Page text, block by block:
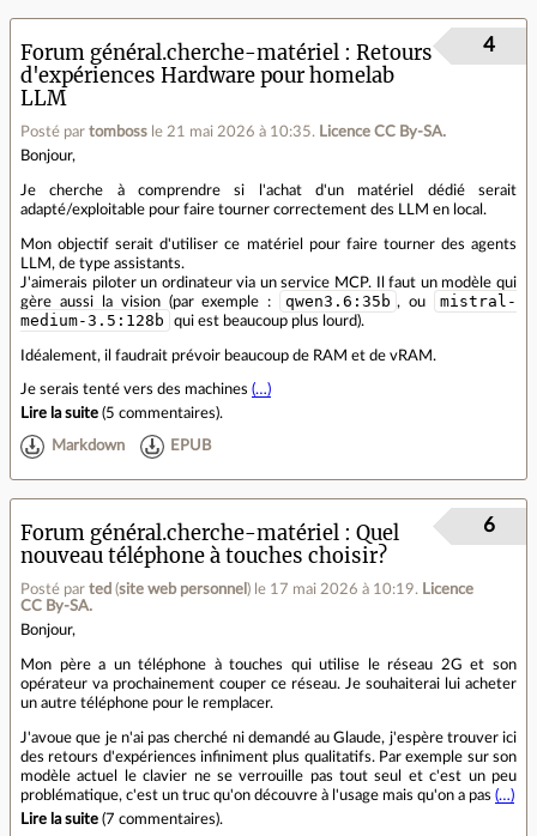
Forum général.cherche-matériel
Retours
d'expériences Hardware pour homelab
LLM
Posté par tomboss le 21 mai 2026 à 10:35. Licence CC By‑SA.
4
Bonjour,
Je cherche à comprendre si l'achat d'un matériel dédié serait
adapté/exploitable pour faire tourner correctement des LLM en local.
Mon objectif serait d'utiliser ce matériel pour faire tourner des agents
LLM, de type assistants.
J'aimerais piloter un ordinateur via un service MCP. Il faut un modèle qui
gère aussi la vision (par exemple :
qwen3.6:35b , ou
mistral-
medium-3.5:128b
qui est beaucoup plus lourd).
Idéalement, il faudrait prévoir beaucoup de RAM et de vRAM.
Je serais tenté vers des machines (…)
Lire la suite (5 commentaires).
Markdown EPUB
Forum général.cherche-matériel
Quel
nouveau téléphone à touches choisir?
Posté par ted (site web personnel ) le 17 mai 2026 à 10:19. Licence
CC By‑SA.
6
Bonjour,
Mon père a un téléphone à touches qui utilise le réseau 2G et son
opérateur va prochainement couper ce réseau. Je souhaiterai lui acheter
un autre téléphone pour le remplacer.
J'avoue que je n'ai pas cherché ni demandé au Glaude, j'espère trouver ici
des retours d'expériences infiniment plus qualitatifs. Par exemple sur son
modèle actuel le clavier ne se verrouille pas tout seul et c'est un peu
problématique, c'est un truc qu'on découvre à l'usage mais qu'on a pas (…)
Lire la suite (7 commentaires).